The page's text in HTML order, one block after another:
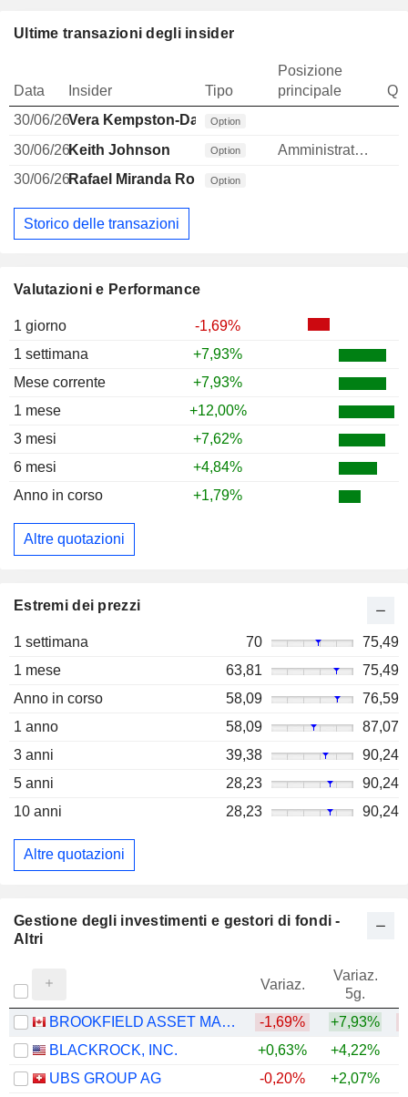
Valutazioni e Performance
1 giorno
-1,69%
1 settimana
+7,93%
Mese corrente
+7,93%
1 mese
+12,00%
3 mesi
+7,62%
6 mesi
+4,84%
Anno in corso
+1,79%
Altre quotazioni
Estremi dei prezzi
1 settimana 70
75,49
1 mese
63,81
75,49
Anno in corso
58,09
76,59
1 anno
58,09
87,07
3 anni
39,38
90,24
5 anni
28,23
90,24
10 anni
28,23 90,24
Altre quotazioni
Ultime transazioni degli insider
Data Insider Tipo
Posizione
principale
30/06/26Vera Kempston-Darkes
Option
30/06/26Keith Johnson Option
Amministratore
30/06/26Rafael Miranda Robredo
Option
Storico delle transazioni
Gestione degli investimenti e gestori di fondi -
Altri
Variaz.
Variaz.
5g.
BROOKFIELD ASSET MANAGEMENT LTD. -1,69% +7,93%
BLACKROCK, INC.
+0,63% +4,22%
UBS GROUP AG
-0,20% +2,07%